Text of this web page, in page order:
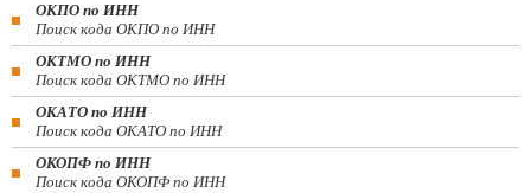
ОКПО по ИНН
Поиск кода ОКПО по ИНН
ОКТМО по ИНН
Поиск кода ОКТМО по ИНН
ОКАТО по ИНН
Поиск кода ОКАТО по ИНН
ОКОПФ по ИНН
Поиск кода ОКОПФ по ИНН